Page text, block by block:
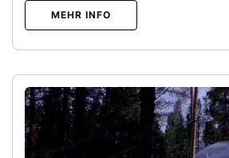
MEHR INFO